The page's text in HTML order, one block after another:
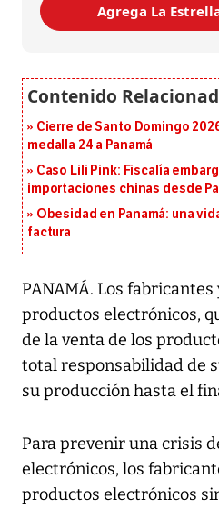
Agrega La
Cierre de Santo Domingo
medalla 24 a Panamá
Caso Lili Pink: Fiscalía
importaciones chinas desde
Obesidad en Panamá: una
factura
PANAMÁ. Los
productos electrónicos,
de la venta de los
total responsabilidad de
su producción hasta el
Para prevenir una crisis
electrónicos, los
productos electrónicos